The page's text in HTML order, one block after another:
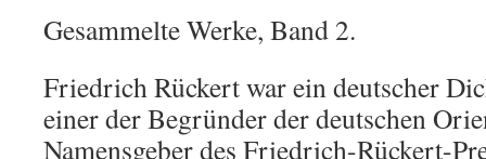
Gesammelte Werke, Band 2.
Friedrich Rückert war ein deutscher
einer der Begründer der deutschen
Namensgeber des Friedrich-Rückert-